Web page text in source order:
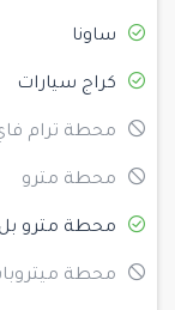
ساونا
كراج سيارات
محطة ترام
محطة مترو
محطة مترو
محطة